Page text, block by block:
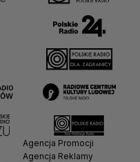
Agencja Promocji
Agencja Reklamy